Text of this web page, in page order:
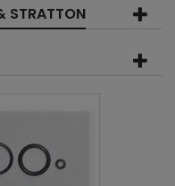
STRATTON